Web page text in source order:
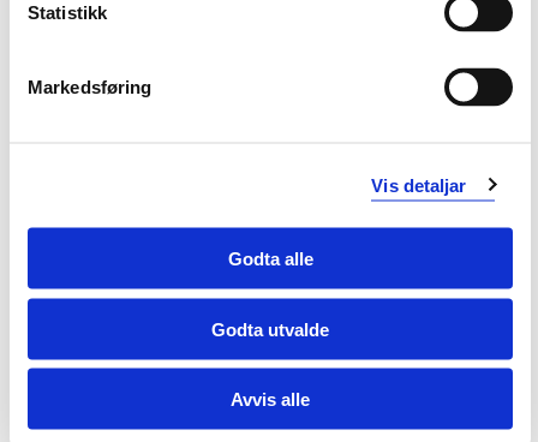
Statistikk
Markedsføring
Vis detaljar
Godta alle
Godta utvalde
Avvis alle
inkludere og anerkjenne alle barn sine språklege,
profesjonssamanheng
Ingen
Tilrådde forkunnskapar
Undervisnings- og læringsformer